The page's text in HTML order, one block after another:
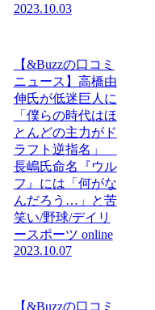
2023.10.03
【&Buzzの口コミ
ニュース】高橋由
伸氏が低迷巨人に
「僕らの時代はほ
とんどの主力がド
ラフト逆指名」
長嶋氏命名『ウル
フ』には「何がな
んだろう…」と苦
笑い/野球/デイリ
ースポーツ online
2023.10.07
【&Buzzの口コミ